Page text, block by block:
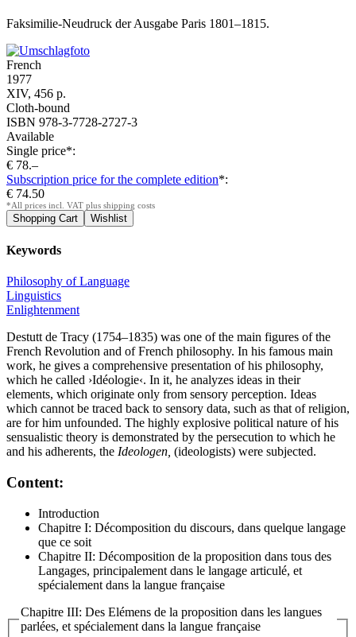
Faksimilie-Neudruck der Ausgabe Paris 1801–1815.
French
1977
XIV, 456 p.
Cloth-bound
ISBN 978-3-7728-2727-3
Available
Single price*:
€ 78.–
Subscription price for the complete edition*:
€ 74.50
*All prices incl. VAT plus shipping costs
Keywords
Philosophy of Language
Linguistics
Enlightenment
Destutt de Tracy (1754–1835) was one of the main figures of the
French Revolution and of French philosophy. In his famous main
work, he gives a comprehensive presentation of his philosophy,
which he called ›Idéologie‹. In it, he analyzes ideas in their
elements, which originate only from sensory perception. Ideas
which cannot be traced back to sensory data, such as that of religion,
are for him unfounded. The highly explosive political nature of his
sensualistic theory is demonstrated by the persecution to which he
and his adherents, the Ideologen, (ideologists) were subjected.
Content:
Introduction
Chapitre I: Décomposition du discours, dans quelque langage
que ce soit
Chapitre II: Décomposition de la proposition dans tous des
Langages, principalement dans le langage articulé, et
spécialement dans la langue française
Chapitre III: Des Elémens de la proposition dans les langues
parlées, et spécialement dans la langue française